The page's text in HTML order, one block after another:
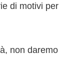
di motivi per
non daremo